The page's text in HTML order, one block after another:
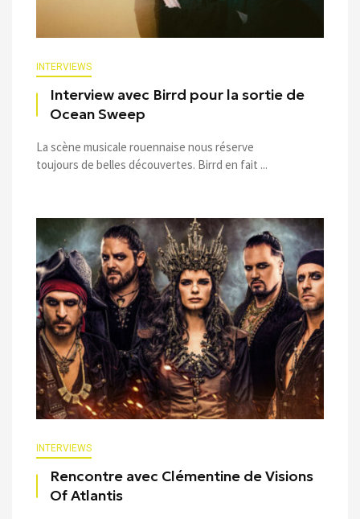
INTERVIEWS
Interview avec Birrd pour la sortie de
Ocean Sweep
La scène musicale rouennaise nous réserve
toujours de belles découvertes. Birrd en fait ...
INTERVIEWS
Rencontre avec Clémentine de Visions
Of Atlantis